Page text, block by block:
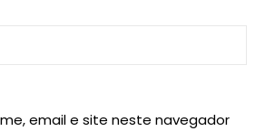
email e site neste navegador